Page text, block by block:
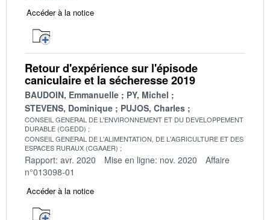
Accéder à la notice
Retour d'expérience sur l'épisode
caniculaire et la sécheresse 2019
BAUDOIN, Emmanuelle
PY, Michel
STEVENS, Dominique
PUJOS, Charles
CONSEIL GENERAL DE L'ENVIRONNEMENT ET DU DEVELOPPEMENT
DURABLE (CGEDD)
CONSEIL GENERAL DE L'ALIMENTATION, DE L'AGRICULTURE ET DES
ESPACES RURAUX (CGAAER)
Rapport: avr. 2020 Mise en ligne: nov. 2020
Affaire
n°013098-01
Accéder à la notice